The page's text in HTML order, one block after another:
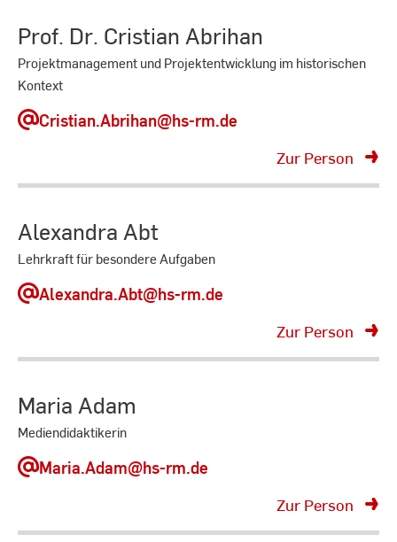
Prof. Dr. Cristian Abrihan
Projektmanagement und Projektentwicklung im historischen
Kontext
Cristian.Abrihan@hs-rm.de
Zur Person
Alexandra Abt
Lehrkraft für besondere Aufgaben
Alexandra.Abt@hs-rm.de
Zur Person
Maria Adam
Mediendidaktikerin
Maria.Adam@hs-rm.de
Zur Person